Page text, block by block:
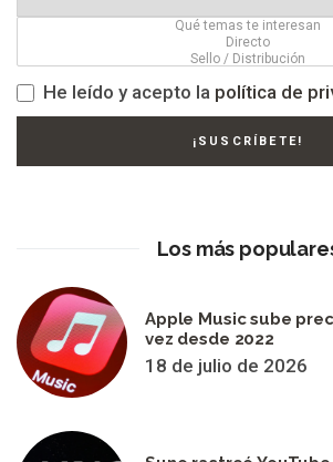
He leído y acepto la política de
Los más
Apple Music sube
vez desde 2022
18 de julio de 2026